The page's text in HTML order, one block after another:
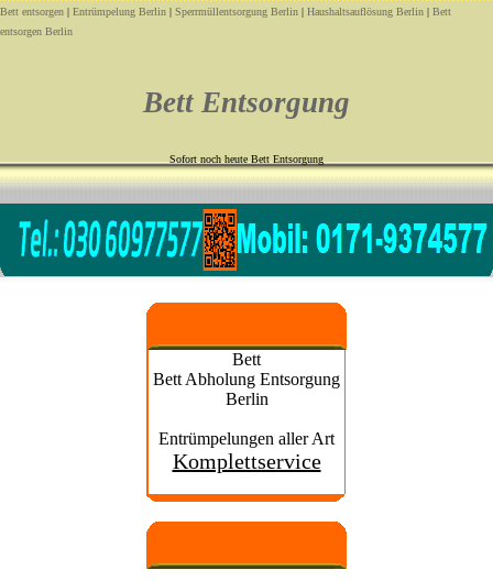
Bett entsorgen | Entrümpelung Berlin | Sperrmüllentsorgung Berlin | Haushaltsauflösung Berlin | Bett
entsorgen Berlin
Bett Entsorgung
Sofort noch heute Bett Entsorgung
Bett
Bett Abholung Entsorgung
Berlin
Entrümpelungen aller Art
Komplettservice